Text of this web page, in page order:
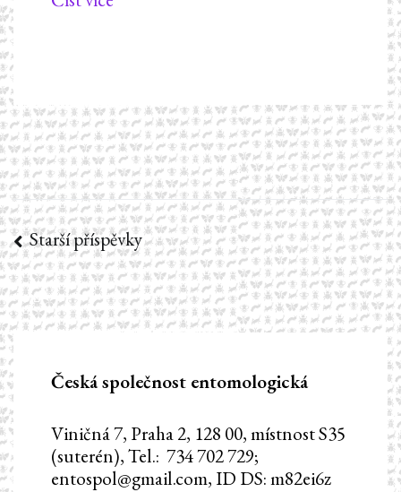
Navigace
pro
příspěvky
Starší příspěvky
Česká společnost entomologická
Viničná 7, Praha 2, 128 00, místnost S35
(suterén), Tel.: 734 702 729;
entospol@gmail.com, ID DS: m82ei6z